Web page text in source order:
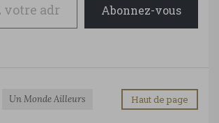
Abonnez-vous
Un Monde Ailleurs Haut de page